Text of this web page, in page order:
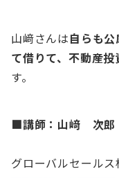
山﨑さんは自らも
て借りて、不動産
す。
■講師：山﨑 次郎
グローバルセール